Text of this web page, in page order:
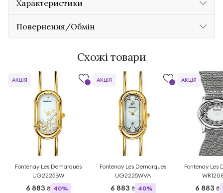
Характеристики
Повернення/Обмін
Схожі товари
Fontenay Les Demarques
UG2225BW
6 883 ₴ 40%
АКЦІЯ
Fontenay Les Demarques
UG2225WVA
6 883 ₴ 40%
АКЦІЯ
Fontenay Les
6 883 ₴
АКЦІЯ